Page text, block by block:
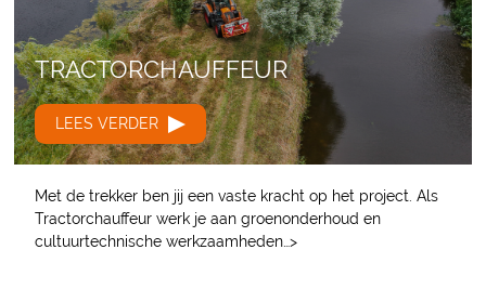
TRACTORCHAUFFEUR
LEES VERDER
Met de trekker ben jij een vaste kracht op het project. Als
Tractorchauffeur werk je aan groenonderhoud en
cultuurtechnische werkzaamheden…>